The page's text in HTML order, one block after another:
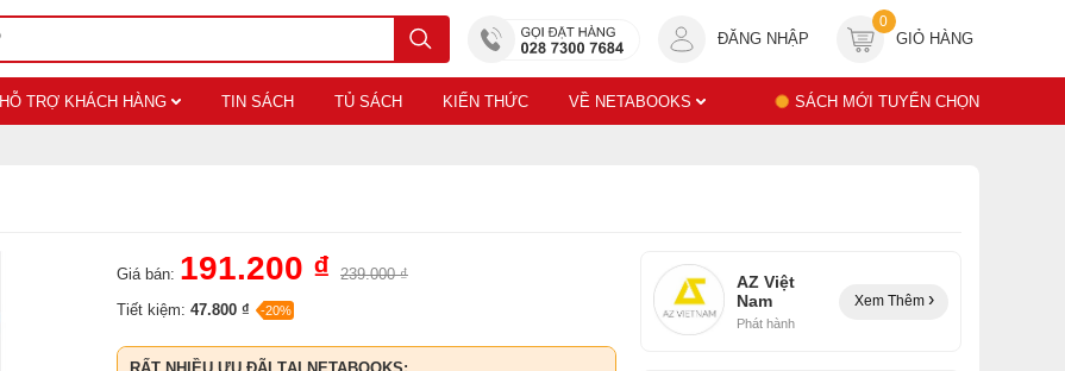
ĐĂNG NHẬP
0
GIỎ HÀNG
HỖ TRỢ KHÁCH HÀNG TIN SÁCH TỦ SÁCH KIẾN THỨC VỀ NETABOOKS SÁCH MỚI TUYỂN CHỌN
Giá bán: 191.200 ₫
239.000 ₫
Tiết kiệm: 47.800 ₫ -20%
AZ Việt
Nam
Phát hành
Xem Thêm